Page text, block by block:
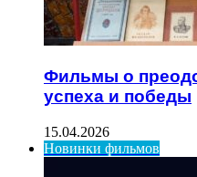
Фильмы о
успеха и победы
15.04.2026
Новинки фильмов